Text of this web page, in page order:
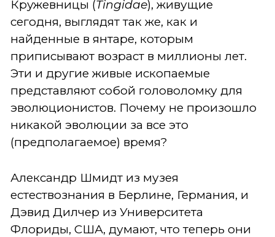
Кружевницы (Tingidae), живущие
сегодня, выглядят так же, как и
найденные в янтаре, которым
приписывают возраст в миллионы лет.
Эти и другие живые ископаемые
представляют собой головоломку для
эволюционистов. Почему не произошло
никакой эволюции за все это
(предполагаемое) время?
Александр Шмидт из музея
естествознания в Берлине, Германия, и
Дэвид Дилчер из Университета
Флориды, США, думают, что теперь они